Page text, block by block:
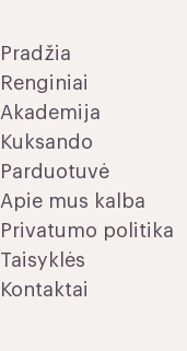
Pradžia
Renginiai
Akademija
Kuksando
Parduotuvė
Apie mus kalba
Privatumo politika
Taisyklės
Kontaktai